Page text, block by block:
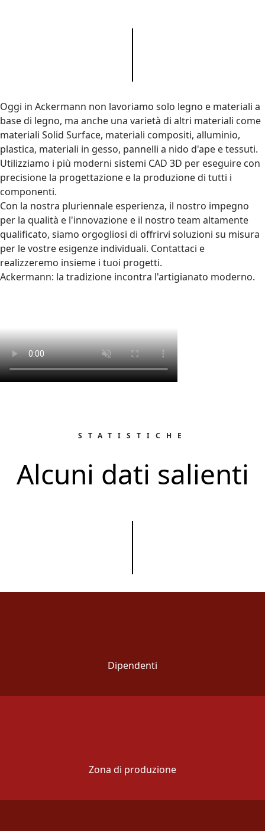
Oggi in Ackermann non lavoriamo solo legno e materiali a
base di legno, ma anche una varietà di altri materiali come
materiali Solid Surface, materiali compositi, alluminio,
plastica, materiali in gesso, pannelli a nido d'ape e tessuti.
Utilizziamo i più moderni sistemi CAD 3D per eseguire con
precisione la progettazione e la produzione di tutti i
componenti.
Con la nostra pluriennale esperienza, il nostro impegno
per la qualità e l'innovazione e il nostro team altamente
qualificato, siamo orgogliosi di offrirvi soluzioni su misura
per le vostre esigenze individuali. Contattaci e
realizzeremo insieme i tuoi progetti.
Ackermann: la tradizione incontra l'artigianato moderno.
STATISTICHE
Alcuni dati salienti
Dipendenti
Zona di produzione